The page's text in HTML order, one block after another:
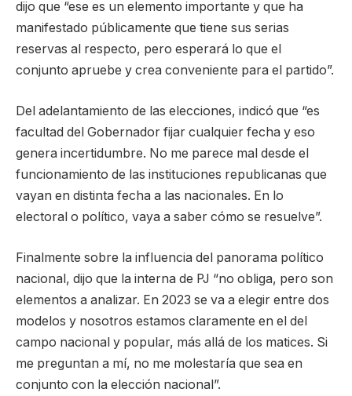
dijo que “ese es un elemento importante y que ha
manifestado públicamente que tiene sus serias
reservas al respecto, pero esperará lo que el
conjunto apruebe y crea conveniente para el partido”.
Del adelantamiento de las elecciones, indicó que “es
facultad del Gobernador fijar cualquier fecha y eso
genera incertidumbre. No me parece mal desde el
funcionamiento de las instituciones republicanas que
vayan en distinta fecha a las nacionales. En lo
electoral o político, vaya a saber cómo se resuelve”.
Finalmente sobre la influencia del panorama político
nacional, dijo que la interna de PJ “no obliga, pero son
elementos a analizar. En 2023 se va a elegir entre dos
modelos y nosotros estamos claramente en el del
campo nacional y popular, más allá de los matices. Si
me preguntan a mí, no me molestaría que sea en
conjunto con la elección nacional”.